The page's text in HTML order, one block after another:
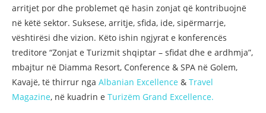
arritjet por dhe problemet që hasin zonjat që kontribuojnë
në këtë sektor. Suksese, arritje, sfida, ide, sipërmarrje,
vështirësi dhe vizion. Këto ishin ngjyrat e konferencës
treditore “Zonjat e Turizmit shqiptar – sfidat dhe e ardhmja”,
mbajtur në Diamma Resort, Conference & SPA në Golem,
Kavajë, të thirrur nga Albanian Excellence & Travel
Magazine, në kuadrin e Turizëm Grand Excellence.